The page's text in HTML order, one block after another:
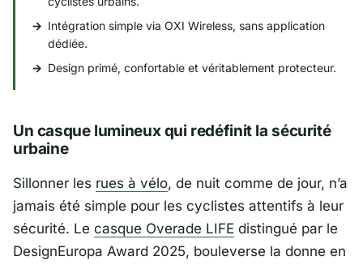
Intégration simple via OXI Wireless, sans application
dédiée.
Design primé, confortable et véritablement protecteur.
Un casque lumineux qui redéfinit la sécurité
urbaine
Sillonner les rues à vélo, de nuit comme de jour, n’a
jamais été simple pour les cyclistes attentifs à leur
sécurité. Le casque Overade LIFE distingué par le
DesignEuropa Award 2025, bouleverse la donne en